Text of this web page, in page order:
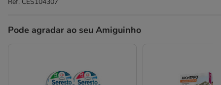
Pode agradar ao seu Amiguinho